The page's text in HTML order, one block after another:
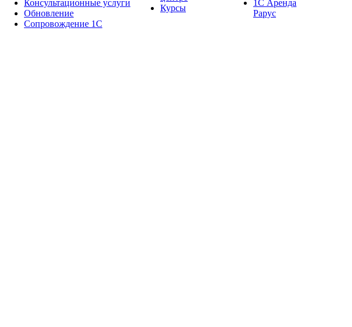
Консультационные услуги
Обновление
Сопровождение 1С
Курсы
1С Аренда
Рарус